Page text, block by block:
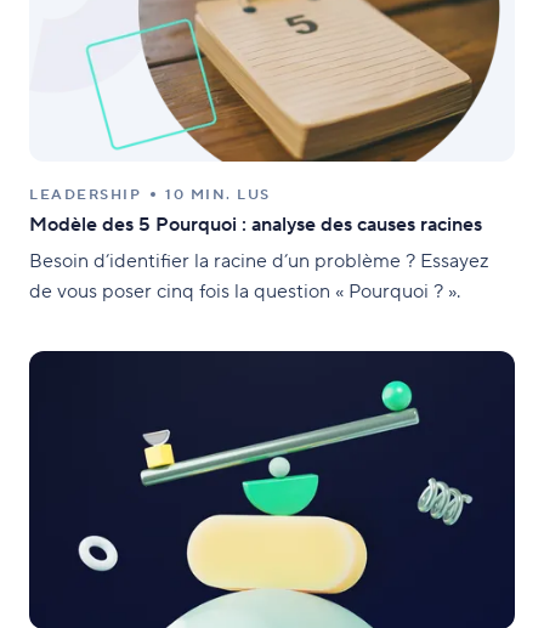
LEADERSHIP 10 MIN. LUS
Modèle des 5 Pourquoi : analyse des causes racines
Besoin d’identifier la racine d’un problème ? Essayez
de vous poser cinq fois la question « Pourquoi ? ».